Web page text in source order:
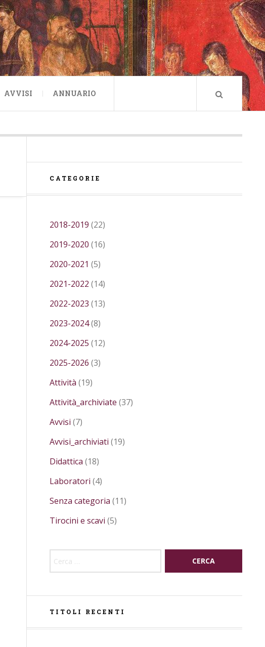
AVVISI ANNUARIO
CATEGORIE
2018-2019 (22)
2019-2020 (16)
2020-2021 (5)
2021-2022 (14)
2022-2023 (13)
2023-2024(8)
2024-2025 (12)
2025-2026 (3)
Attività (19)
Attività_archiviate (37)
Avvisi (7)
Avvisi_archiviati (19)
Didattica (18)
Laboratori (4)
Senza categoria (11)
Tirocini e scavi (5)
TITOLI RECENTI